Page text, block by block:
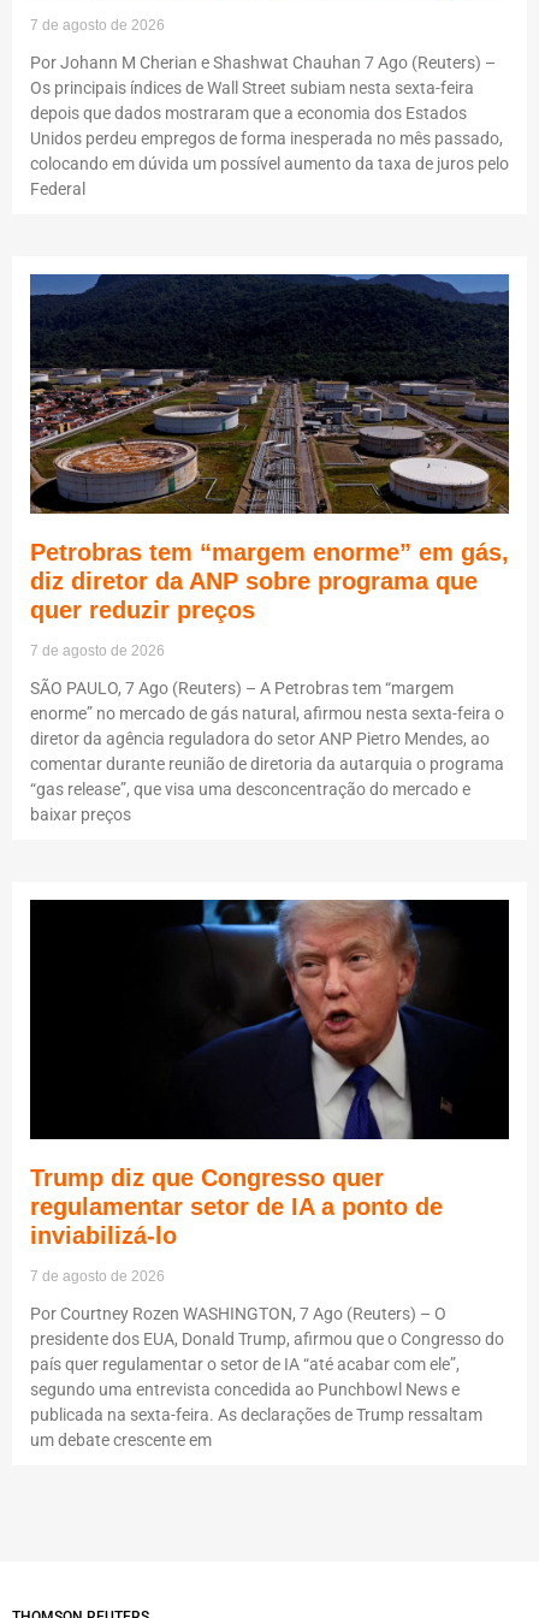
7 de agosto de 2026
Por Johann M Cherian e Shashwat Chauhan 7 Ago (Reuters) –
Os principais índices de Wall Street subiam nesta sexta-feira
depois que dados mostraram que a economia dos Estados
Unidos perdeu empregos de forma inesperada no mês passado,
colocando em dúvida um possível aumento da taxa de juros pelo
Federal
Petrobras tem “margem enorme” em gás,
diz diretor da ANP sobre programa que
quer reduzir preços
7 de agosto de 2026
SÃO PAULO, 7 Ago (Reuters) – A Petrobras tem “margem
enorme” no mercado de gás natural, afirmou nesta sexta-feira o
diretor da agência reguladora do setor ANP Pietro Mendes, ao
comentar durante reunião de diretoria da autarquia o programa
“gas release”, que visa uma desconcentração do mercado e
baixar preços
Trump diz que Congresso quer
regulamentar setor de IA a ponto de
inviabilizá-lo
7 de agosto de 2026
Por Courtney Rozen WASHINGTON, 7 Ago (Reuters) – O
presidente dos EUA, Donald Trump, afirmou que o Congresso do
país quer regulamentar o setor de IA “até acabar com ele”,
segundo uma entrevista concedida ao Punchbowl News e
publicada na sexta-feira. As declarações de Trump ressaltam
um debate crescente em